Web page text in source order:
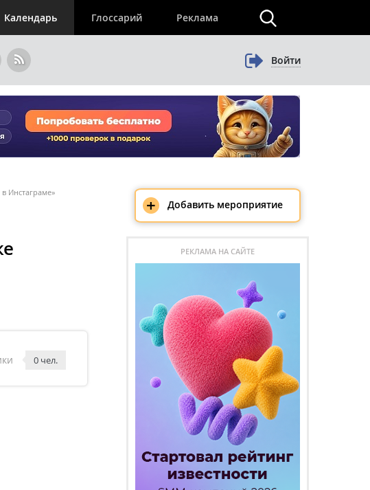
Календарь Глоссарий Реклама
Войти
Инстаграме»
0 чел.
+ Добавить мероприятие
РЕКЛАМА НА САЙТЕ